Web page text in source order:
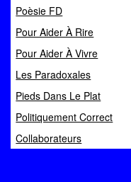
Poèsie FD
Pour Aider À Rire
Pour Aider À Vivre
Les Paradoxales
Pieds Dans Le Plat
Politiquement Correct
Collaborateurs